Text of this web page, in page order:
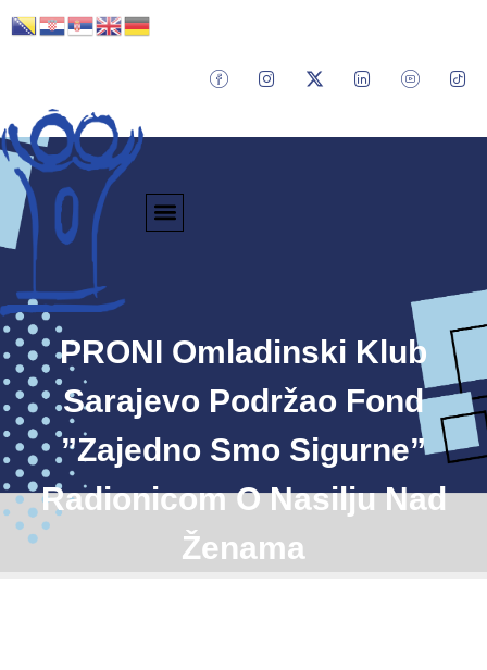
PRONI Omladinski Klub
Sarajevo Podržao Fond
”Zajedno Smo Sigurne”
Radionicom O Nasilju Nad
Ženama